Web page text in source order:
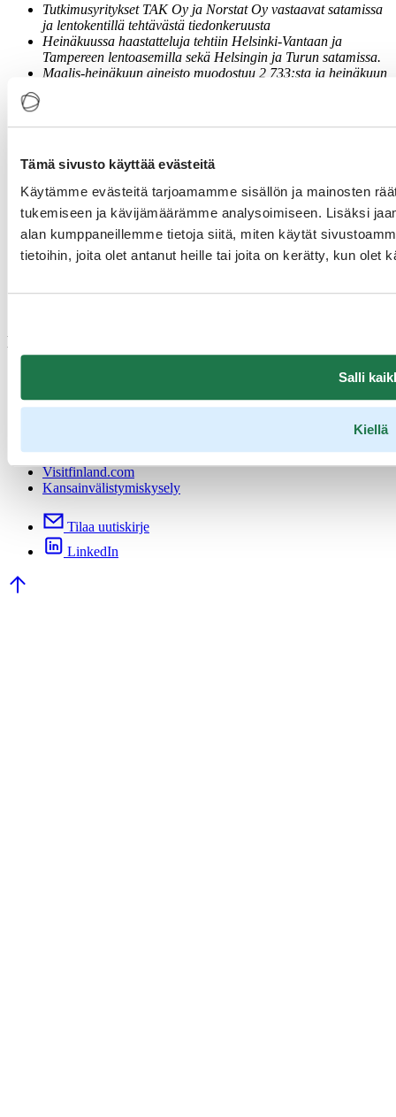
Tämä sivusto käyttää evästeitä
Käytämme evästeitä tarjoamamme sisällön ja mainosten
tukemiseen ja kävijämäärämme analysoimiseen. Lisäksi
alan kumppaneillemme tietoja siitä, miten käytät
tietoihin, joita olet antanut heille tai joita on kerätty, kun olet
Salli
Kiellä
Tutkimusyritykset TAK Oy ja Norstat Oy vastaavat satamissa
ja lentokentillä tehtävästä tiedonkeruusta
Heinäkuussa haastatteluja tehtiin Helsinki-Vantaan ja
Tampereen lentoasemilla sekä Helsingin ja Turun satamissa.
Maalis-heinäkuun aineisto muodostuu 2 733:sta ja heinäkuun
Tilastointiprosessia on kehitetty ensimmäisten kuukausien
aikana, minkä vuoksi lukuihin on tehty muutamia
tarkennuksia jälkikäteen.
Tutkimuksen tulokset julkaistaan tietokantatauluinaVisit
Finlandin Tilastopalvelu Rudolfissa sekä avoimena
datana Matkailu ja turismi - Kategoriat avoindata.fi
Linkkejä
Medialle
Saavutettavuusseloste
Visitfinland.com
Kansainvälistymiskysely
Tilaa uutiskirje
LinkedIn